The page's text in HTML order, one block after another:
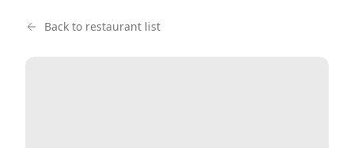
Back to restaurant list